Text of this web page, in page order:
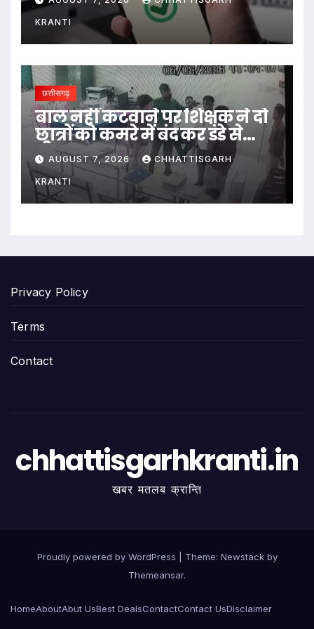
KRANTI
छत्तीसगढ़
बाल नहीं कटवाने पर शिक्षक ने दो
छात्रों को कमरे में बंद कर डंडे से
पीटा…
AUGUST 7, 2026 CHHATTISGARH
KRANTI
Privacy Policy
Terms
Contact
chhattisgarhkranti.in
खबर मतलब क्रान्ति
Proudly powered by WordPress Theme: Newstackby
Themeansar.
HomeAboutAbut UsBest DealsContactContact UsDisclaimer